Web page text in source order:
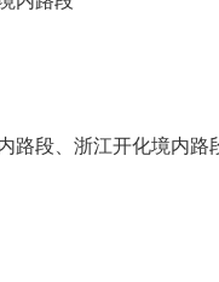
段、浙江开化境内路